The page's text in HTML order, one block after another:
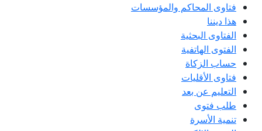
فتاوى المحاكم والمؤسسات
هذا ديننا
الفتاوى البحثية
الفتوى الهاتفية
حساب الزكاة
فتاوى الأقليات
التعليم عن بعد
طلب فتوى
تنمية الأسرة